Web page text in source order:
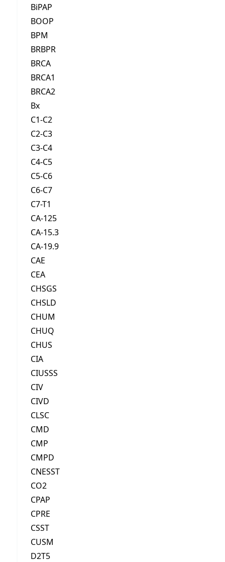
BiPAP
BOOP
BPM
BRBPR
BRCA
BRCA1
BRCA2
Bx
C1-C2
C2-C3
C3-C4
C4-C5
C5-C6
C6-C7
C7-T1
CA-125
CA-15.3
CA-19.9
CAE
CEA
CHSGS
CHSLD
CHUM
CHUQ
CHUS
CIA
CIUSSS
CIV
CIVD
CLSC
CMD
CMP
CMPD
CNESST
CO2
CPAP
CPRE
CSST
CUSM
D2T5